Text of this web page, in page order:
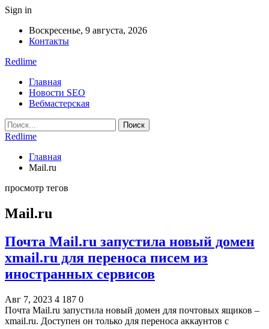
Sign in
Воскресенье, 9 августа, 2026
Контакты
Redlime
Главная
Новости SEO
Вебмастерская
Redlime
Главная
Mail.ru
просмотр тегов
Mail.ru
Почта Mail.ru запустила новый домен
xmail.ru для переноса писем из
иностранных сервисов
Авг 7, 2023 4 187 0
Почта Mail.ru запустила новый домен для почтовых ящиков –
xmail.ru. Доступен он только для переноса аккаунтов с